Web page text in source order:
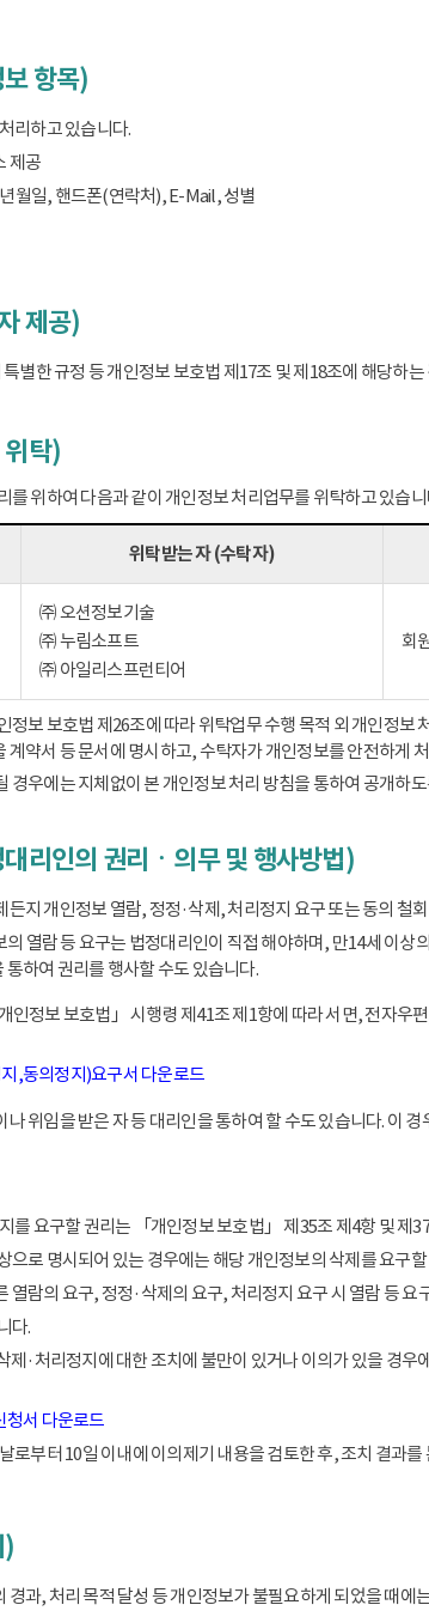
항목)
리하고 있습니다.
제공
월일, 핸드폰(연락처), E-Mail, 성별
제공)
별한 규정 등 개인정보 보호법 제17조 및 제18조에 해당하
탁)
위하여 다음과 같이 개인정보 처리업무를 위탁하고 있습니
위탁받는 자 (수탁자)
㈜ 오션정보기술
㈜ 누림소프트
㈜ 아일리스프런티어
회
보 보호법 제26조에 따라 위탁업무 수행 목적 외 개인정보
계약서 등 문서에 명시하고, 수탁자가 개인정보를 안전하게
우에는 지체없이 본 개인정보 처리 방침을 통하여 공개하
리인의 권리ㆍ의무 및 행사방법)
지 개인정보 열람, 정정·삭제, 처리정지 요구 또는 동의 철
열람 등 요구는 법정대리인이 직접 해야하며, 만14세 이
하여 권리를 행사할 수도 있습니다.
정보 보호법」 시행령 제41조 제1항에 따라 서면, 전자우
,동의정지)요구서 다운로드
위임을 받은 자 등 대리인을 통하여 할 수도 있습니다. 이
를 요구할 권리는 「개인정보 보호법」 제35조 제4항 및 제
로 명시되어 있는 경우에는 해당 개인정보의 삭제를 요구할
람의 요구, 정정·삭제의 요구, 처리정지 요구 시 열람 등
다.
제·처리정지에 대한 조치에 불만이 있거나 이의가 있을 경
청서 다운로드
로부터 10일 이내에 이의제기 내용을 검토한 후, 조치 결과를
과, 처리 목적 달성 등 개인정보가 불필요하게 되었을 때에